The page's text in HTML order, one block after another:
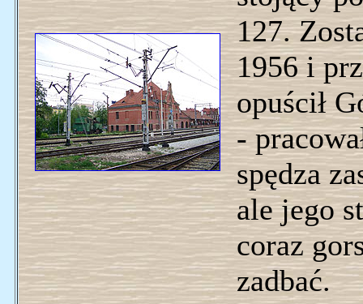
127.
1956 i
opuścił
-
spędza
ale jego
coraz
zadbać.